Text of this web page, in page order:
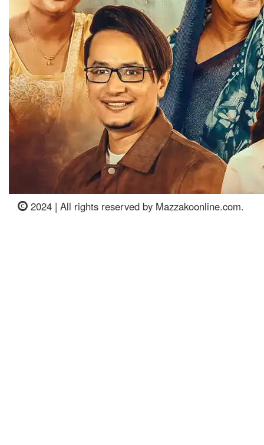
2024 | All rights reserved by Mazzakoonline.com.